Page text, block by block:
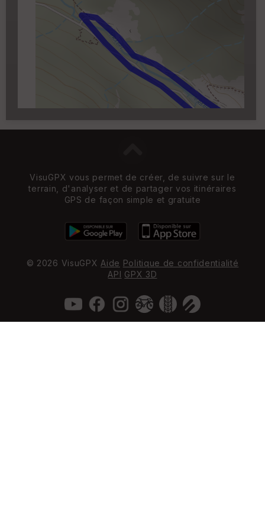
Cartouche
Activez l'edition en cliquant sur le
qui apparait au survol du cartouche.
Carroyage UTM
(1km à partir du niveau de
VisuGPX vous permet de créer, de suivre sur le
terrain, d'analyser et de partager vos itinéraires
GPS de façon simple et gratuite
© 2026 VisuGPX Aide Politique de confidentialité
API GPX 3D